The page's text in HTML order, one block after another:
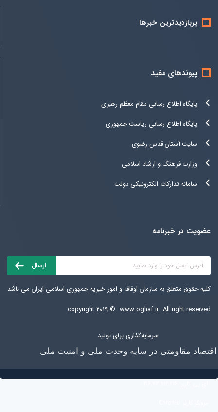
پربازدیدترین خبرها
پیوندهای مفید
پایگاه اطلاع رسانی مقام معظم رهبری
پایگاه اطلاع رسانی ریاست جمهوری
سایت آستان قدس رضوی
وزارت فرهنگ و ارشاد اسلامی
سامانه تدارکات الکترونیکی دولت
عضویت در خبرنامه
کلیه حقوق متعلق به سازمان اوقاف و امور خیریه جمهوری اسلامی ایران می باشد
copyright ۲۰۱۹ © www.oghaf.ir All right reserved
سرمایه‌گذاری برای تولید
اقتصاد مقاومتی در سایه وحدت ملی و امنیت ملی